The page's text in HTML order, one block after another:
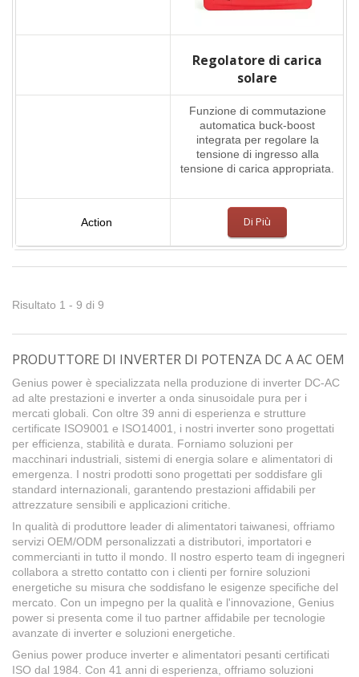
Regolatore di carica
solare
Funzione di commutazione
automatica buck-boost
integrata per regolare la
tensione di ingresso alla
tensione di carica appropriata.
Di Più
Risultato 1 - 9 di 9
PRODUTTORE DI INVERTER DI POTENZA DC A AC OEM
Genius power è specializzata nella produzione di inverter DC-AC
ad alte prestazioni e inverter a onda sinusoidale pura per i
mercati globali. Con oltre 39 anni di esperienza e strutture
certificate ISO9001 e ISO14001, i nostri inverter sono progettati
per efficienza, stabilità e durata. Forniamo soluzioni per
macchinari industriali, sistemi di energia solare e alimentatori di
emergenza. I nostri prodotti sono progettati per soddisfare gli
standard internazionali, garantendo prestazioni affidabili per
attrezzature sensibili e applicazioni critiche.
In qualità di produttore leader di alimentatori taiwanesi, offriamo
servizi OEM/ODM personalizzati a distributori, importatori e
commercianti in tutto il mondo. Il nostro esperto team di ingegneri
collabora a stretto contatto con i clienti per fornire soluzioni
energetiche su misura che soddisfano le esigenze specifiche del
mercato. Con un impegno per la qualità e l'innovazione, Genius
power si presenta come il tuo partner affidabile per tecnologie
avanzate di inverter e soluzioni energetiche.
Genius power produce inverter e alimentatori pesanti certificati
ISO dal 1984. Con 41 anni di esperienza, offriamo soluzioni